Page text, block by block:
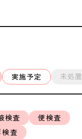
検査
便検査
検査
実施予定 未処置